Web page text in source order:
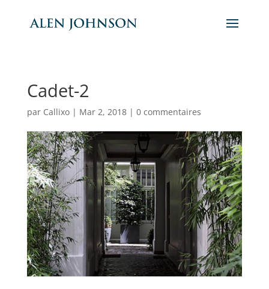
Cadet-2
par Callixo| Mar 2, 2018| 0 commentaires